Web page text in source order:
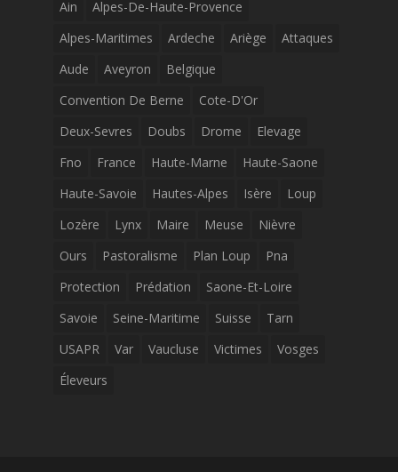
Ain
Alpes-De-Haute-Provence
Alpes-Maritimes
Ardeche Ariège
Attaques
Aude
Aveyron
Belgique
Convention De Berne
Cote-D'Or
Deux-Sevres
Doubs Drome
Elevage
Fno
France Haute-Marne
Haute-Saone
Haute-Savoie
Hautes-Alpes Isère
Loup
Lozère
Lynx Maire Meuse
Nièvre
Ours
Pastoralisme Plan Loup
Pna
Protection
Prédation
Saone-Et-Loire
Savoie
Seine-Maritime Suisse
Tarn
USAPR
Var Vaucluse Victimes
Vosges
Éleveurs